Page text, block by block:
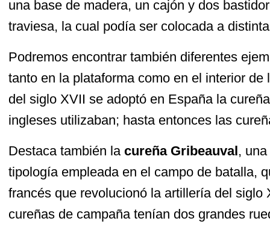
una base de madera, un cajón y dos
traviesa, la cual podía ser colocada a
Podremos encontrar también diferentes
tanto en la plataforma como en el interior de
del siglo XVII se adoptó en España la
ingleses utilizaban; hasta entonces las
Destaca también la cureña Gribeauval,
tipología empleada en el campo de batalla,
francés que revolucionó la artillería del siglo
cureñas de campaña tenían dos grandes